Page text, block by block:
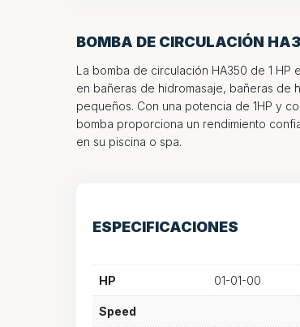
BOMBA DE CIRCULACIÓN
La bomba de circulación HA350 de 1
en bañeras de hidromasaje, bañeras de
pequeños. Con una potencia de 1HP y
bomba proporciona un rendimiento
en su piscina o spa.
ESPECIFICACIONES
HP 01-01-00
Speed